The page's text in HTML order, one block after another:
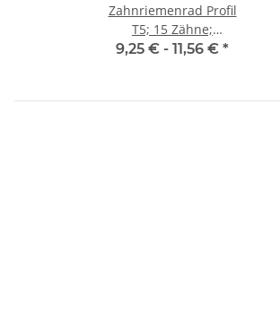
Zahnriemenrad Profil
T5; 15 Zähne;
Riemenbreite 10 mm
9,25 € - 11,56 € *